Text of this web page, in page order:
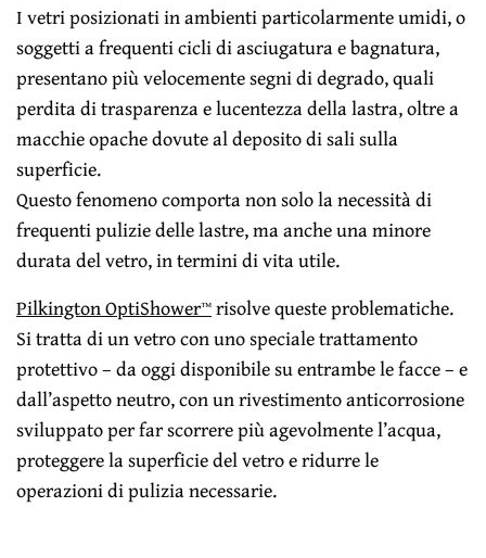
I vetri posizionati in ambienti particolarmente umidi, o
soggetti a frequenti cicli di asciugatura e bagnatura,
presentano più velocemente segni di degrado, quali
perdita di trasparenza e lucentezza della lastra, oltre a
macchie opache dovute al deposito di sali sulla
superficie.
Questo fenomeno comporta non solo la necessità di
frequenti pulizie delle lastre, ma anche una minore
durata del vetro, in termini di vita utile.
Pilkington OptiShower™risolve queste problematiche.
Si tratta di un vetro con uno speciale trattamento
protettivo – da oggi disponibile su entrambe le facce – e
dall’aspetto neutro, con un rivestimento anticorrosione
sviluppato per far scorrere più agevolmente l’acqua,
proteggere la superficie del vetro e ridurre le
operazioni di pulizia necessarie.